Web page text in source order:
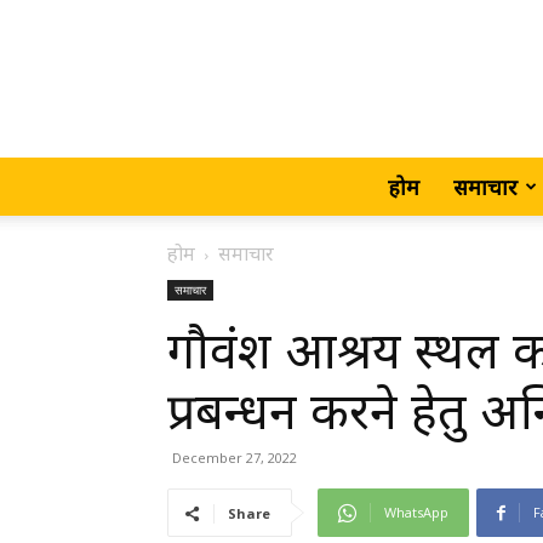
होम समाचार
होम समाचार
समाचार
गौवंश आश्रय स्थल
प्रबन्धन करने हेतु
December 27, 2022
Share WhatsApp